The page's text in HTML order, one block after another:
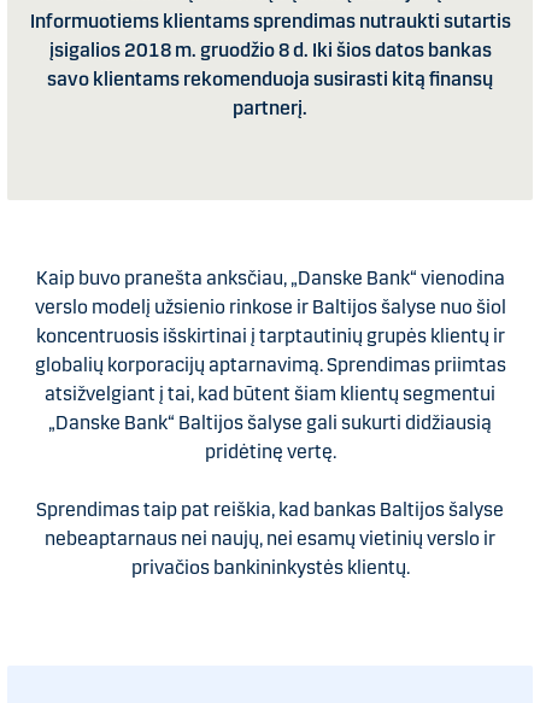
Informuotiems klientams sprendimas nutraukti sutartis
įsigalios 2018 m. gruodžio 8 d. Iki šios datos bankas
savo klientams rekomenduoja susirasti kitą finansų
partnerį.
Kaip buvo pranešta anksčiau, „Danske Bank“ vienodina
verslo modelį užsienio rinkose ir Baltijos šalyse nuo šiol
koncentruosis išskirtinai į tarptautinių grupės klientų ir
globalių korporacijų aptarnavimą. Sprendimas priimtas
atsižvelgiant į tai, kad būtent šiam klientų segmentui
„Danske Bank“ Baltijos šalyse gali sukurti didžiausią
pridėtinę vertę.
Sprendimas taip pat reiškia, kad bankas Baltijos šalyse
nebeaptarnaus nei naujų, nei esamų vietinių verslo ir
privačios bankininkystės klientų.